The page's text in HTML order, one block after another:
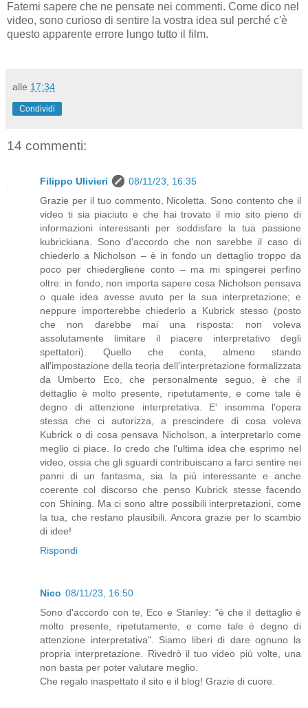
Fatemi sapere che ne pensate nei commenti. Come dico nel
video, sono curioso di sentire la vostra idea sul perché c'è
questo apparente errore lungo tutto il film.
alle 17:34
Condividi
14 commenti:
Filippo Ulivieri
08/11/23, 16:35
Grazie per il tuo commento, Nicoletta. Sono contento che il
video ti sia piaciuto e che hai trovato il mio sito pieno di
informazioni interessanti per soddisfare la tua passione
kubrickiana. Sono d'accordo che non sarebbe il caso di
chiederlo a Nicholson – è in fondo un dettaglio troppo da
poco per chiedergliene conto – ma mi spingerei perfino
oltre: in fondo, non importa sapere cosa Nicholson pensava
o quale idea avesse avuto per la sua interpretazione; e
neppure importerebbe chiederlo a Kubrick stesso (posto
che non darebbe mai una risposta: non voleva
assolutamente limitare il piacere interpretativo degli
spettatori). Quello che conta, almeno stando
all'impostazione della teoria dell'interpretazione formalizzata
da Umberto Eco, che personalmente seguo, è che il
dettaglio è molto presente, ripetutamente, e come tale è
degno di attenzione interpretativa. E' insomma l'opera
stessa che ci autorizza, a prescindere di cosa voleva
Kubrick o di cosa pensava Nicholson, a interpretarlo come
meglio ci piace. Io credo che l'ultima idea che esprimo nel
video, ossia che gli sguardi contribuiscano a farci sentire nei
panni di un fantasma, sia la più interessante e anche
coerente col discorso che penso Kubrick stesse facendo
con Shining. Ma ci sono altre possibili interpretazioni, come
la tua, che restano plausibili. Ancora grazie per lo scambio
di idee!
Rispondi
Nico 08/11/23, 16:50
Sono d'accordo con te, Eco e Stanley: "è che il dettaglio è
molto presente, ripetutamente, e come tale è degno di
attenzione interpretativa". Siamo liberi di dare ognuno la
propria interpretazione. Rivedrò il tuo video più volte, una
non basta per poter valutare meglio.
Che regalo inaspettato il sito e il blog! Grazie di cuore.